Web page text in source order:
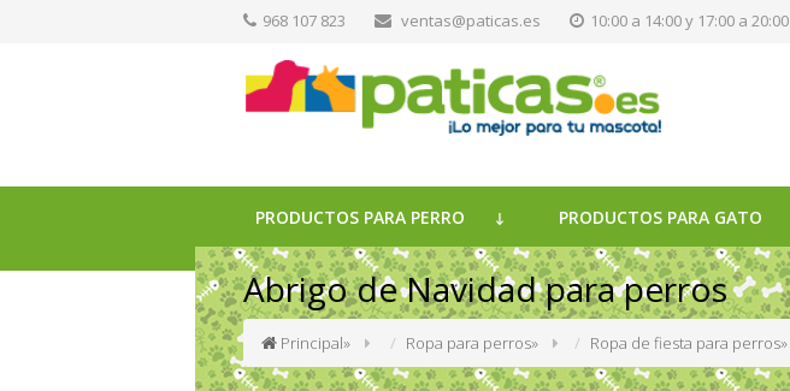
968 107 823 ventas@paticas.es 10:00 a 14:00 y 17:00 a 20:00
PRODUCTOS PARA PERRO PRODUCTOS PARA GATO
Abrigo de Navidad para perros
Principal» Ropa para perros» Ropa de fiesta para perros»